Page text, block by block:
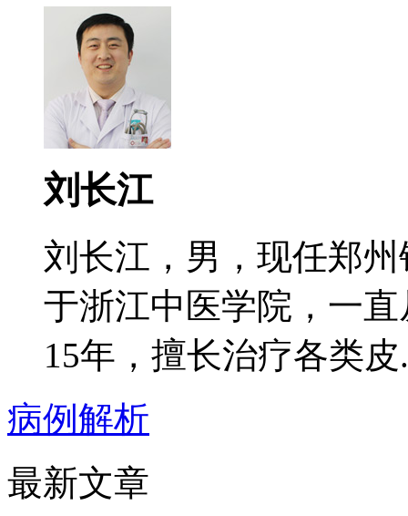
刘长江
刘长江，男，现任郑
于浙江中医学院，一
15年，擅长治疗各类皮
病例解析
最新文章